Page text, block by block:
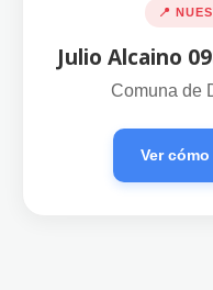
📍
Julio Alcaino
Comuna de
Ver